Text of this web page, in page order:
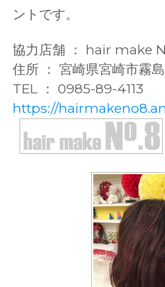
ントです。
協力店舗 ： hair make
住所 ： 宮崎県宮崎市霧
TEL ： 0985-89-4113
https://